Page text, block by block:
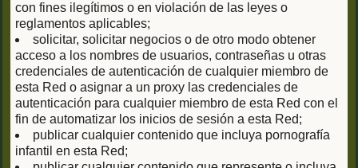
con fines ilegítimos o en violación de las leyes o
reglamentos aplicables;
solicitar, solicitar negocios o de otro modo obtener
acceso a los nombres de usuarios, contraseñas u otras
credenciales de autenticación de cualquier miembro de
esta Red o asignar a un proxy las credenciales de
autenticación para cualquier miembro de esta Red con el
fin de automatizar los inicios de sesión a esta Red;
publicar cualquier contenido que incluya pornografía
infantil en esta Red;